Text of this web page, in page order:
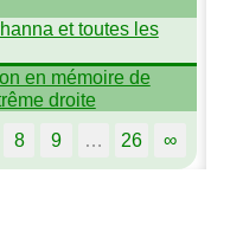
et toutes les
en mémoire de
droite
8 9 … 26 ∞